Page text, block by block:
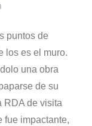
puntos de
los es el muro.
una obra
de su
RDA de visita
fue impactante,